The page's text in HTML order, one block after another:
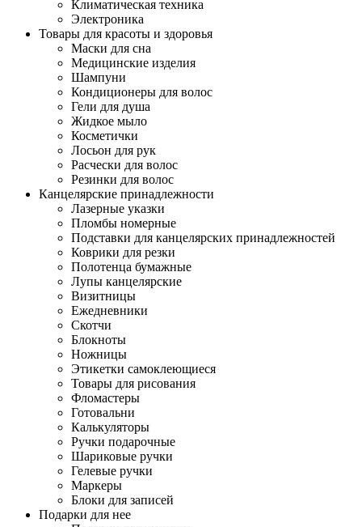
Климатическая техника
Электроника
Товары для красоты и здоровья
Маски для сна
Медицинские изделия
Шампуни
Кондиционеры для волос
Гели для душа
Жидкое мыло
Косметички
Лосьон для рук
Расчески для волос
Резинки для волос
Канцелярские принадлежности
Лазерные указки
Пломбы номерные
Подставки для канцелярских принадлежностей
Коврики для резки
Полотенца бумажные
Лупы канцелярские
Визитницы
Ежедневники
Скотчи
Блокноты
Ножницы
Этикетки самоклеющиеся
Товары для рисования
Фломастеры
Готовальни
Калькуляторы
Ручки подарочные
Шариковые ручки
Гелевые ручки
Маркеры
Блоки для записей
Подарки для нее